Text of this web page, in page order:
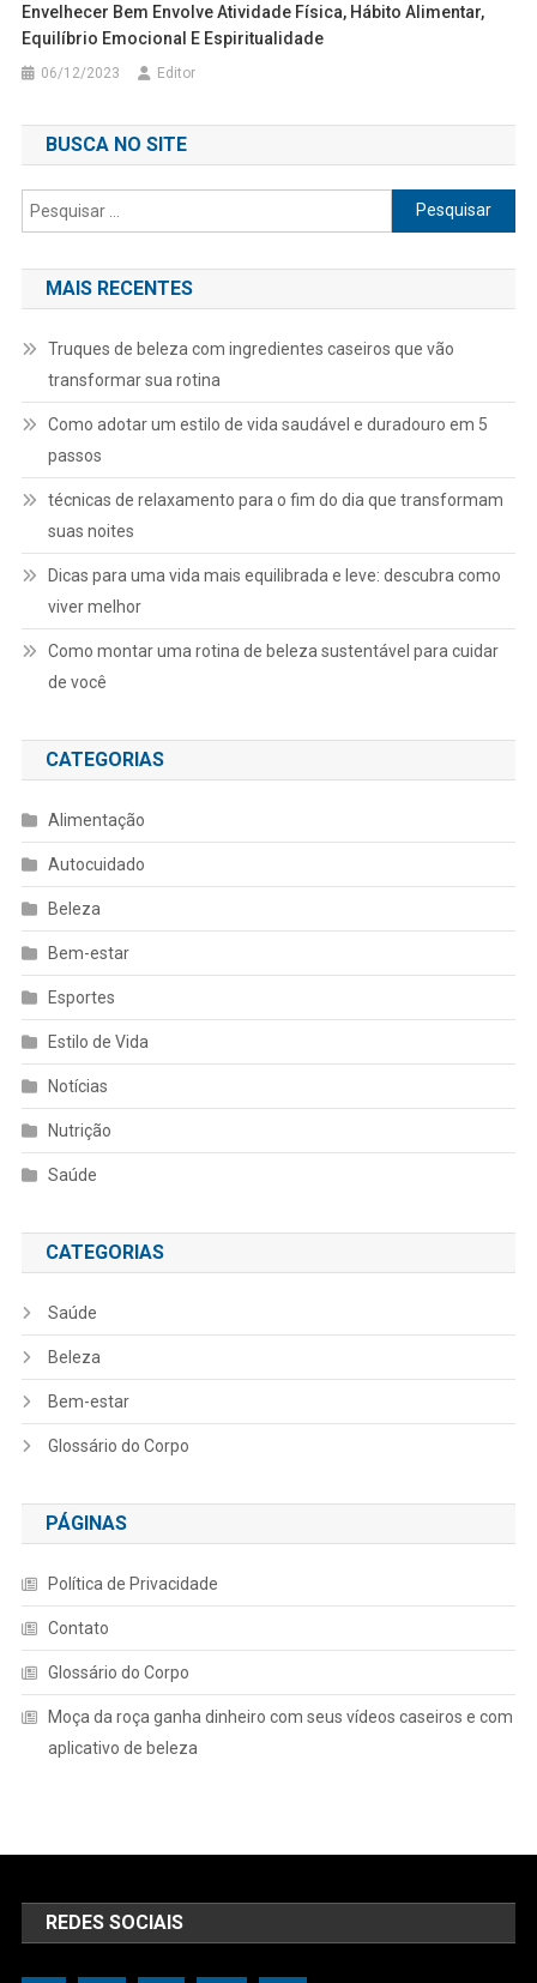
Envelhecer Bem Envolve Atividade Física, Hábito Alimentar,
Equilíbrio Emocional E Espiritualidade
06/12/2023 Editor
BUSCA NO SITE
Pesquisar
por:
MAIS RECENTES
Truques de beleza com ingredientes caseiros que vão
transformar sua rotina
Como adotar um estilo de vida saudável e duradouro em 5
passos
técnicas de relaxamento para o fim do dia que transformam
suas noites
Dicas para uma vida mais equilibrada e leve: descubra como
viver melhor
Como montar uma rotina de beleza sustentável para cuidar
de você
CATEGORIAS
Alimentação
Autocuidado
Beleza
Bem-estar
Esportes
Estilo de Vida
Notícias
Nutrição
Saúde
CATEGORIAS
Saúde
Beleza
Bem-estar
Glossário do Corpo
PÁGINAS
Política de Privacidade
Contato
Glossário do Corpo
Moça da roça ganha dinheiro com seus vídeos caseiros e com
aplicativo de beleza
REDES SOCIAIS